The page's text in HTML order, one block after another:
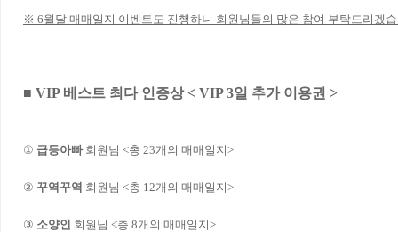
※ 6월달 매매일지 이벤트도 진행하니 회원님들의 많은 참여 부탁드리겠
■ VIP 베스트 최다 인증상 < VIP 3일 추가 이용권 >
① 급등아빠 회원님 <총 23개의 매매일지>
② 꾸역꾸역 회원님 <총 12개의 매매일지>
③ 소양인 회원님 <총 8개의 매매일지>